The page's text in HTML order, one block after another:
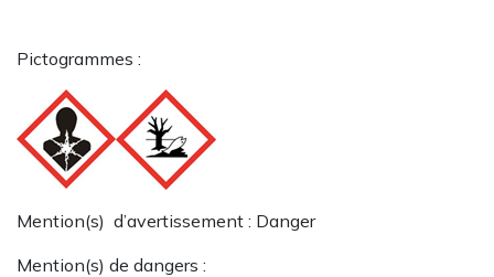
Pictogrammes :
Mention(s) d’avertissement : Danger
Mention(s) de dangers :